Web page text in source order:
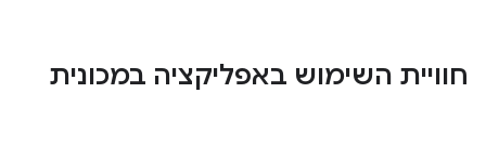
חוויית השימוש באפליקציה במכונית